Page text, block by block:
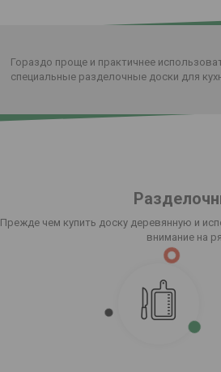
Гораздо проще и практичнее
специальные разделочные доски для
Прежде чем купить доску деревянную и
внимание на